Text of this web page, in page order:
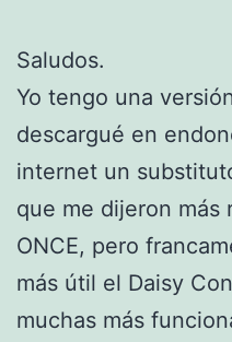
Saludos.
Yo tengo una
descargué en
internet un
que me dijeron más
ONCE, pero
más útil el Daisy
muchas más